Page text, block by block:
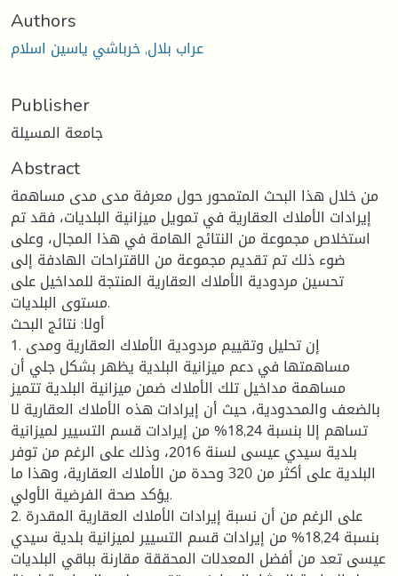
Authors
عراب بلال, خرباشي ياسين اسلام
Publisher
جامعة المسيلة
Abstract
من خلال هذا البحث المتمحور حول معرفة مدى مدى مساهمة
إيرادات الأملاك العقارية في تمويل ميزانية البلديات، فقد تم
استخلاص مجموعة من النتائج الهامة في هذا المجال، وعلى
ضوء ذلك تم تقديم مجموعة من الاقتراحات الهادفة إلى
تحسين مردودية الأملاك العقارية المنتجة للمداخيل على
مستوى البلديات.
أولا: نتائج البحث
1. إن تحليل وتقييم مردودية الأملاك العقارية ومدى
مساهمتها في دعم ميزانية البلدية يظهر بشكل جلي أن
مساهمة مداخيل تلك الأملاك ضمن ميزانية البلدية تتميز
بالضعف والمحدودية، حيث أن إيرادات هذه الأملاك العقارية لا
تساهم إلا بنسبة 18,24% من إيرادات قسم التسيير لميزانية
بلدية سيدي عيسى لسنة 2016، وذلك على الرغم من توفر
البلدية على أكثر من 320 وحدة من الأملاك العقارية، وهذا ما
يؤكد صحة الفرضية الأولي.
2. على الرغم من أن نسبة إيرادات الأملاك العقارية المقدرة
بنسبة 18,24% من إيرادات قسم التسيير لميزانية بلدية سيدي
عيسى تعد من أفضل المعدلات المحققة مقارنة بباقي البلديات